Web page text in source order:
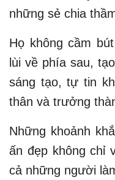
những sẻ chia
Họ không cầm
lùi về phía sau,
sáng tạo, tự tin
thân và trưởng
Những khoảnh
ấn đẹp không chỉ
cả những người